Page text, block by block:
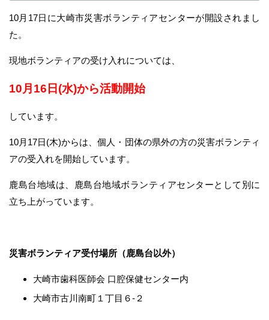
10月17日に大崎市災害ボランティアセンターが開設されまし
た。
現地ボランティアの受け入れについては、
10月16日(水)から活動開始
しています。
10月17日(木)からは、個人・団体の県外の方の災害ボランティ
アの受入れを開始しています。
鹿島台地域は、鹿島台地域ボランティアセンターとして別に
立ち上がっています。
災害ボランティア受付場所（鹿島台以外）
大崎市歯科医師会 口腔保健センター内
大崎市古川南町１丁目６-２